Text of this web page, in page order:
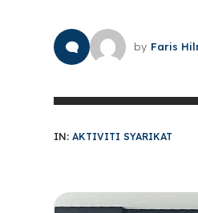
by Faris
IN: AKTIVITI SYARIKAT